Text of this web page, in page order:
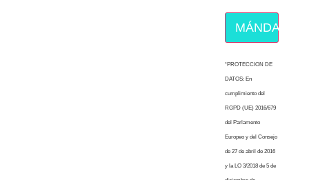
MÁNDAME
“PROTECCION DE
DATOS: En
cumplimiento del
RGPD (UE) 2016/679
del Parlamento
Europeo y del Consejo
de 27 de abril de 2016
y la LO 3/2018 de 5 de